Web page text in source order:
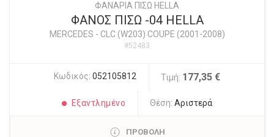
ΦΑΝΑΡΙΑ ΠΙΣΩ HELLA
ΦΑΝΟΣ ΠΙΣΩ -04 HELLA
MERCEDES - CLC (W203) COUPE (2001-2008)
#52483
Κωδικός: 052105812 Τιμή: 177,35 €
Εξαντλημένο Θέση:Αριστερά
ΠΡΟΒΟΛΗ